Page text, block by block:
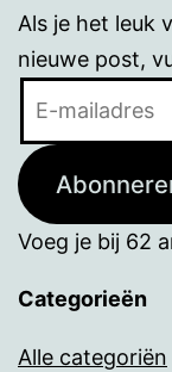
Als je het leuk
nieuwe post,
Voeg je bij 62
Categorieën
Alle categoriën